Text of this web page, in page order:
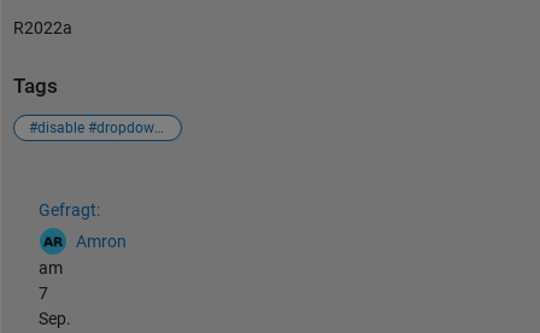
R2022a
Tags
#disable #dropdown #unable #option
Gefragt:
Amron
am
7
Sep.